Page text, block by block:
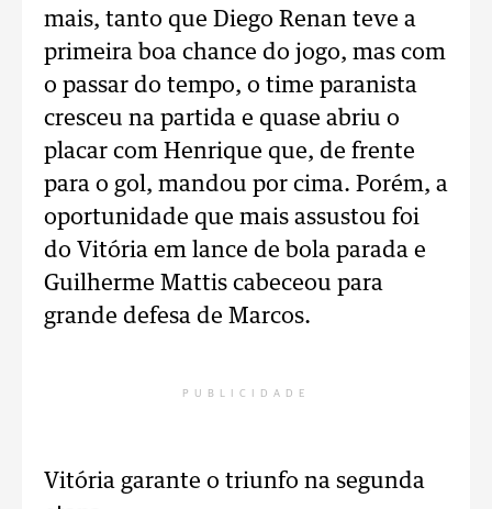
mais, tanto que Diego Renan teve a
primeira boa chance do jogo, mas com
o passar do tempo, o time paranista
cresceu na partida e quase abriu o
placar com Henrique que, de frente
para o gol, mandou por cima. Porém, a
oportunidade que mais assustou foi
do Vitória em lance de bola parada e
Guilherme Mattis cabeceou para
grande defesa de Marcos.
PUBLICIDADE
Vitória garante o triunfo na segunda